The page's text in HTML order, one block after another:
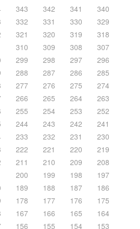
343 342 341
340
332 331 330
329
321 320 319
318
310 309 308
307
299 298 297
296
288 287 286
285
277 276 275
274
266 265 264
263
255 254 253
252
244 243 242
241
233 232 231
230
222 221 220
219
211 210 209
208
200 199 198
197
189 188 187
186
178 177 176
175
167 166 165
164
156 155 154 153